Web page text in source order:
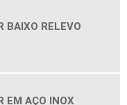
BAIXO RELEVO
EM AÇO INOX